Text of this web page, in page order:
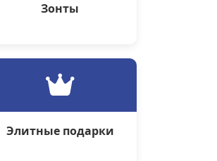
Зонты
Элитные подарки